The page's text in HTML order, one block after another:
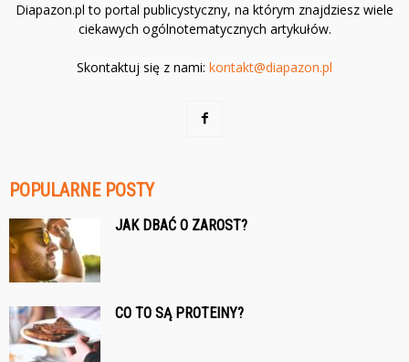
Diapazon.pl to portal publicystyczny, na którym znajdziesz wiele
ciekawych ogólnotematycznych artykułów.
Skontaktuj się z nami: kontakt@diapazon.pl
POPULARNE POSTY
JAK DBAĆ O ZAROST?
CO TO SĄ PROTEINY?